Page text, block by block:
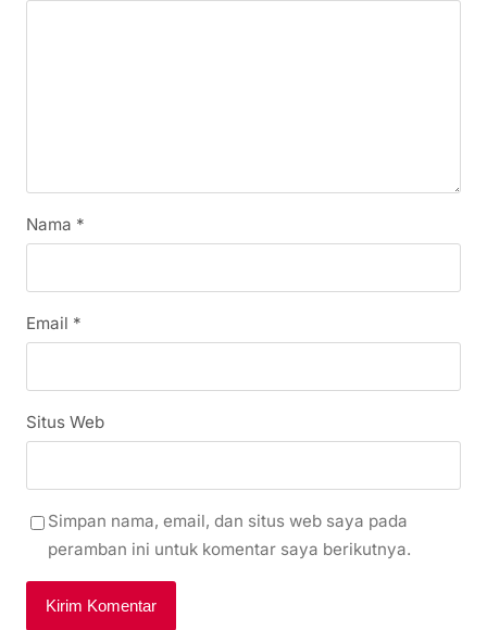
Nama *
Email *
Situs Web
Simpan nama, email, dan situs web saya pada
peramban ini untuk komentar saya berikutnya.